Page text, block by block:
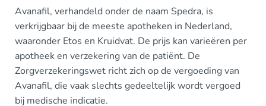
Avanafil, verhandeld onder de naam Spedra, is
verkrijgbaar bij de meeste apotheken in Nederland,
waaronder Etos en Kruidvat. De prijs kan varieëren per
apotheek en verzekering van de patiënt. De
Zorgverzekeringswet richt zich op de vergoeding van
Avanafil, die vaak slechts gedeeltelijk wordt vergoed
bij medische indicatie.